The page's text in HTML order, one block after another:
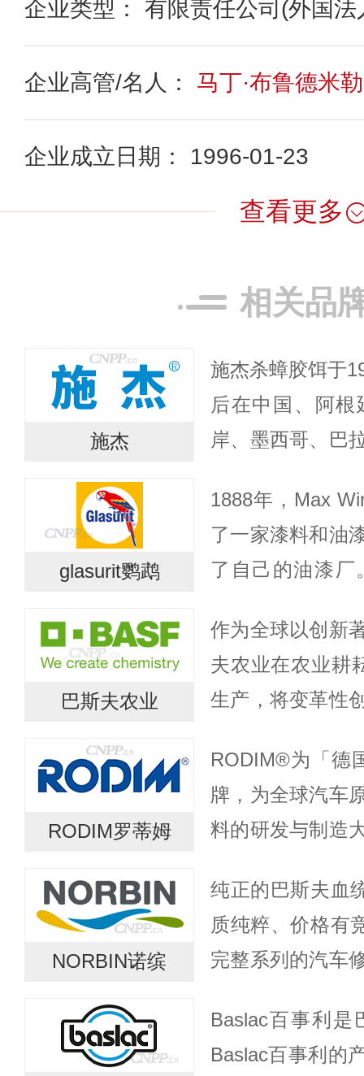
企业类型： 有限责任公司(外国法
企业高管/名人： 马丁·布鲁德米勒
企业成立日期： 1996-01-23
查看更多
相关品
施杰
施杰杀蟑胶饵于
后在中国、阿
岸、墨西哥、巴
为氟蚁腙（
glasurit鹦鹉
1888年，Max
了一家漆料和油
了自己的油漆厂
统一名称。于是
巴斯夫农业
作为全球以创新
夫农业在农业耕
生产，将变革性
数字化工具与种
经验紧密...
RODIM罗蒂姆
RODIM®为「德
牌，为全球汽车
料的研发与制造
独厚的优势，是
车...
NORBIN诺缤
纯正的巴斯夫血
质纯粹、价格有
完整系列的汽车
性能稳定、易于
人士带来质...
Baslac百事利
Baslac百事利的